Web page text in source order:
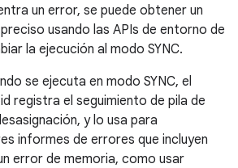
un error, se puede obtener un
usando las APIs de entorno de
la ejecución al modo SYNC.
se ejecuta en modo SYNC, el
registra el seguimiento de pila de
y lo usa para
informes de errores que incluyen
error de memoria, como usar